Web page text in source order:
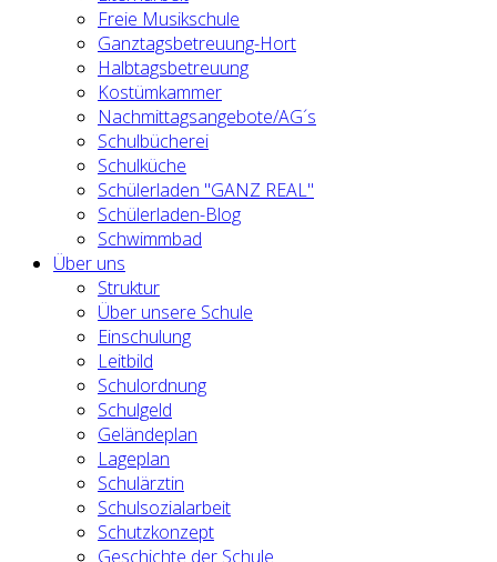
Freie Musikschule
Ganztagsbetreuung-Hort
Halbtagsbetreuung
Kostümkammer
Nachmittagsangebote/AG´s
Schulbücherei
Schulküche
Schülerladen "GANZ REAL"
Schülerladen-Blog
Schwimmbad
Über uns
Struktur
Über unsere Schule
Einschulung
Leitbild
Schulordnung
Schulgeld
Geländeplan
Lageplan
Schulärztin
Schulsozialarbeit
Schutzkonzept
Geschichte der Schule